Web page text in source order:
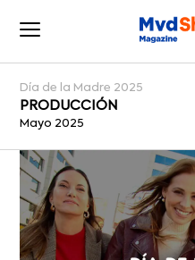
Día de la Madre 2025
PRODUCCIÓN
Mayo 2025